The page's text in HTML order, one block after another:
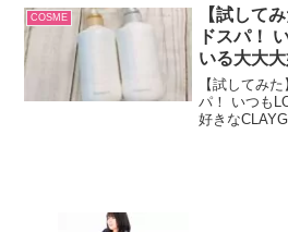
です。輸入
なショップ
COSME
【試して
ドスパ！
いる大大
ージュ)の
ント🤍
【試してみ
パ！ いつも
好きな